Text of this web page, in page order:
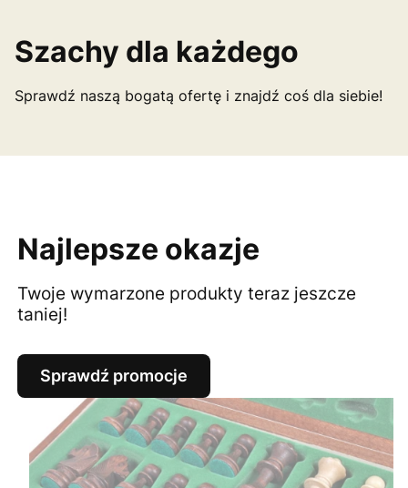
Szachy dla każdego
Sprawdź naszą bogatą ofertę i znajdź coś dla siebie!
Najlepsze okazje
Twoje wymarzone produkty teraz jeszcze
taniej!
Sprawdź promocje